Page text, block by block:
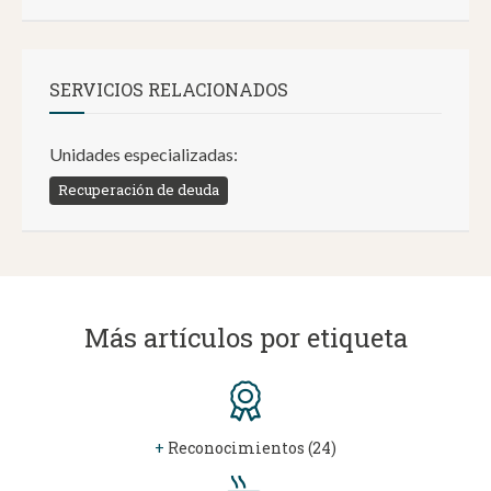
SERVICIOS RELACIONADOS
Unidades especializadas:
Recuperación de deuda
Más artículos por etiqueta
+ Reconocimientos (24)